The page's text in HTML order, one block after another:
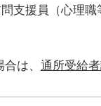
援員（心理
は、 通所受給